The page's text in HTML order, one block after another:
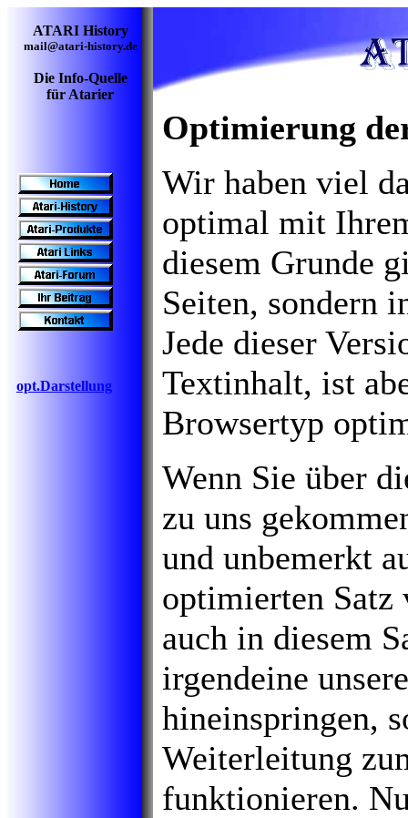
ATARI History
mail@atari-history.de
Die Info-Quelle
für Atarier
opt.Darstellung
Optimierung
Wir haben viel
optimal mit
diesem Grunde
Seiten, sondern
Jede dieser
Textinhalt, ist
Browsertyp
Wenn Sie über
zu uns
und unbemerkt
optimierten Satz
auch in diesem
irgendeine
hineinspringen,
Weiterleitung
funktionieren.